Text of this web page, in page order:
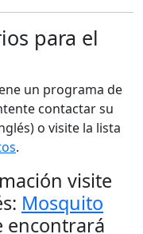
para el
un programa de
contactar su
o visite la lista
.
visite
Mosquito
encontrará